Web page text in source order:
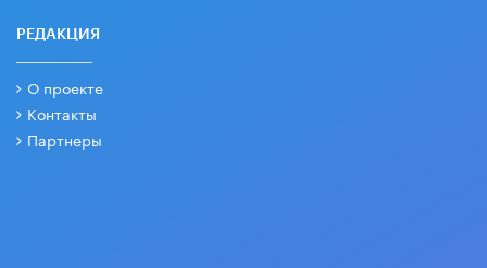
РЕДАКЦИЯ
О проекте
Контакты
Партнеры